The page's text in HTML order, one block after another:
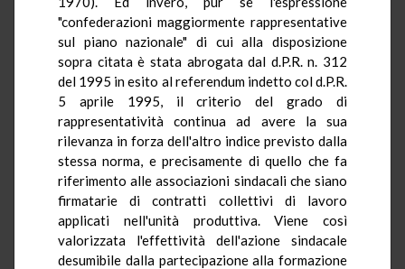
"confederazioni maggiormente rappresentative
sul piano nazionale" di cui alla disposizione
sopra citata è stata abrogata dal d.P.R. n. 312
del 1995 in esito al referendum indetto col d.P.R.
5 aprile 1995, il criterio del grado di
rappresentatività continua ad avere la sua
rilevanza in forza dell'altro indice previsto dalla
stessa norma, e precisamente di quello che fa
riferimento alle associazioni sindacali che siano
firmatarie di contratti collettivi di lavoro
applicati nell'unità produttiva. Viene così
valorizzata l'effettività dell'azione sindacale
desumibile dalla partecipazione alla formazione